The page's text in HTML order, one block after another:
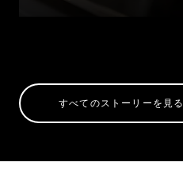
すべてのストーリーを見る